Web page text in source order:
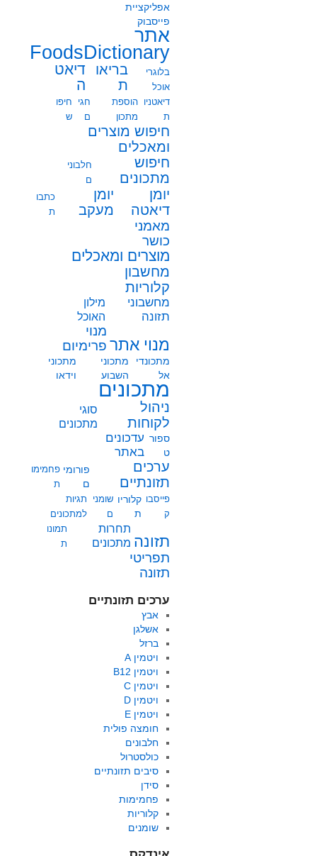
אפליקציית
פייסבוק
אתר
FoodsDictionary
בלוגרי
אוכל
בריאו
ת
דיאט
ה
דיאטניו
ת
הוספת
מתכון
חגי
ם
חיפו
ש
חיפוש מוצרים
ומאכלים
חיפוש
מתכונים
חלבוני
ם
יומן
דיאטה
יומן
מעקב
כתבו
ת
מאמני
כושר
מוצרים ומאכלים
מחשבון
קלוריות
מחשבוני
תזונה
מילון
האוכל
מנוי אתר
מנוי
פרימיום
מתכונדי
אל
מתכוני
השבוע
מתכוני
וידאו
מתכונים
ניהול
לקוחות
סוגי
מתכונים
ספור
ט
עדכונים
באתר
ערכים
תזונתיים
פורומי
ם
פחמימו
ת
פייסבו
ק
קלוריו
ת
שומני
ם
תגיות
למתכונים
תזונה
תחרות
מתכונים
תמונו
ת
תפריטי
תזונה
ערכים תזונתיים
אבץ
אשלגן
ברזל
ויטמין A
ויטמין B12
ויטמין C
ויטמין D
ויטמין E
חומצה פולית
חלבונים
כולסטרול
סיבים תזונתיים
סידן
פחמימות
קלוריות
שומנים